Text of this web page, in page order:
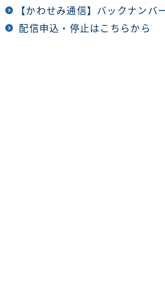
【かわせみ通信】バックナンバ
配信申込・停止はこちらから